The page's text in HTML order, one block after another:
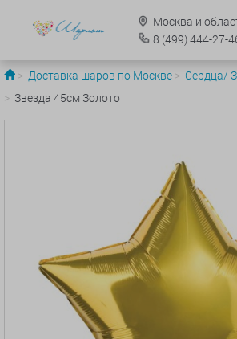
Москва и
8 (499)444-27-
Доставка шаров по Москве
Сердца/
Звезда 45см Золото